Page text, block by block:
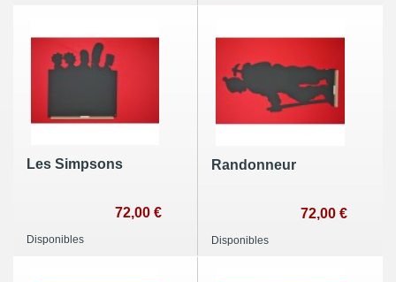
Les Simpsons
72,00 €
Disponibles
Randonneur
72,00 €
Disponibles